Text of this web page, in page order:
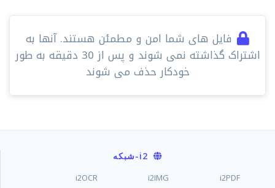
فایل های شما امن و مطمئن هستند. آنها به
اشتراک گذاشته نمی شوند و پس از 30 دقیقه به طور
خودکار حذف می شوند
i2-شبکه
i2PDF
i2IMG
i2OCR